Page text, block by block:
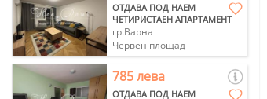
ОТДАВА ПОД НАЕМ
ЧЕТИРИСТАЕН АПАРТАМЕНТ
гр.Варна
Червен площад
785 лева
ОТДАВА ПОД НАЕМ